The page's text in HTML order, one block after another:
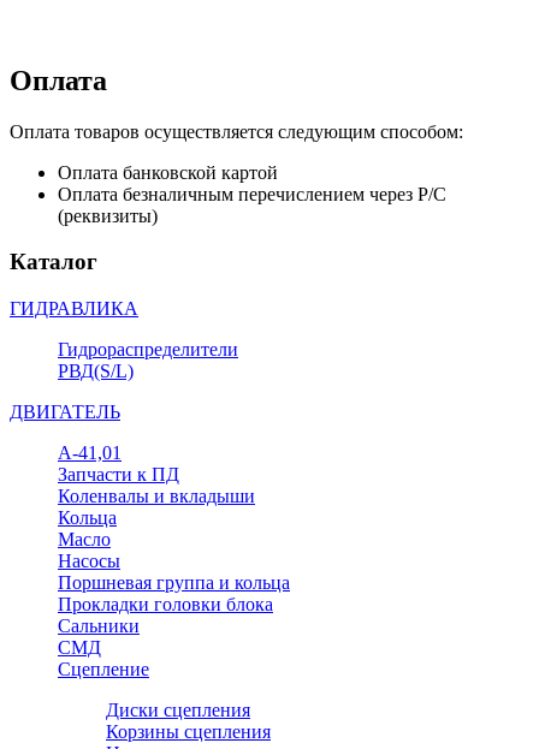
Оплата
Оплата товаров осуществляется следующим способом:
Оплата банковской картой
Оплата безналичным перечислением через Р/С
(реквизиты)
Каталог
ГИДРАВЛИКА
Гидрораспределители
РВД(S/L)
ДВИГАТЕЛЬ
А-41,01
Запчасти к ПД
Коленвалы и вкладыши
Кольца
Масло
Насосы
Поршневая группа и кольца
Прокладки головки блока
Сальники
СМД
Сцепление
Диски сцепления
Корзины сцепления